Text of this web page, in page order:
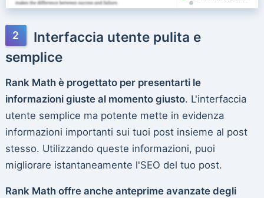
Interfaccia utente pulita e
semplice
Rank Math è progettato per presentarti le
informazioni giuste al momento giusto. L'interfaccia
utente semplice ma potente mette in evidenza
informazioni importanti sui tuoi post insieme al post
stesso. Utilizzando queste informazioni, puoi
migliorare istantaneamente l'SEO del tuo post.
Rank Math offre anche anteprime avanzate degli